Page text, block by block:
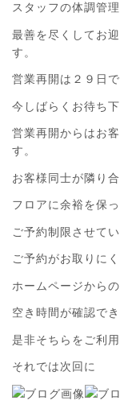
スタッフの体調管
最善を尽くしてお
す。
営業再開は２９日
今しばらくお待ち下
営業再開からはお
す。
お客様同士が隣り
フロアに余裕を保
ご予約制限させて
ご予約がお取りに
ホームページから
空き時間が確認で
是非そちらをご利
それでは次回に